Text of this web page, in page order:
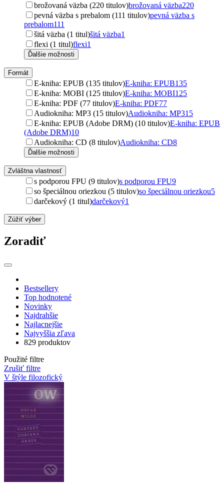
brožovaná väzba (220 titulov)brožovaná väzba220
pevná väzba s prebalom (111 titulov)pevná väzba s
prebalom111
šitá väzba (1 titul)šitá väzba1
flexi (1 titul)flexi1
Ďalšie možnosti
Formát
E-kniha: EPUB (135 titulov)E-kniha: EPUB135
E-kniha: MOBI (125 titulov)E-kniha: MOBI125
E-kniha: PDF (77 titulov)E-kniha: PDF77
Audiokniha: MP3 (15 titulov)Audiokniha: MP315
E-kniha: EPUB (Adobe DRM) (10 titulov)E-kniha: EPUB
(Adobe DRM)10
Audiokniha: CD (8 titulov)Audiokniha: CD8
Ďalšie možnosti
Zvláštna vlastnosť
s podporou FPU (9 titulov)s podporou FPU9
so špeciálnou oriezkou (5 titulov)so špeciálnou oriezkou5
darčekový (1 titul)darčekový1
Zúžiť výber
Zoradiť
Bestsellery
Top hodnotené
Novinky
Najdrahšie
Najlacnejšie
Najvyššia zľava
829 produktov
Použité filtre
Zrušiť filtre
V štýle filozofický